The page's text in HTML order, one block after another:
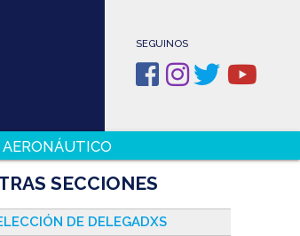
SEGUINOS
SECCIONES
DE DELEGADXS